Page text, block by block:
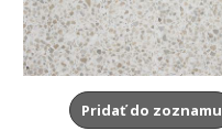
Pridať do zoznamu